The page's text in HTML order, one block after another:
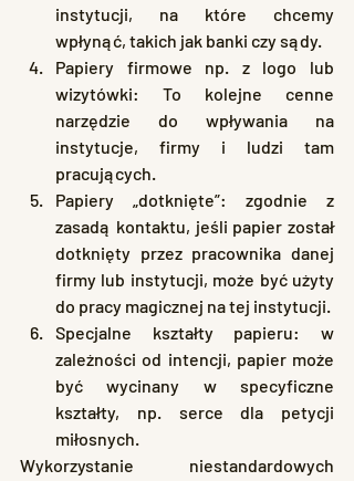
instytucji, na które chcemy
wpłynąć, takich jak banki czy sądy.
Papiery firmowe np. z logo lub
wizytówki: To kolejne cenne
narzędzie do wpływania na
instytucje, firmy i ludzi tam
pracujących.
Papiery „dotknięte”: zgodnie z
zasadą kontaktu, jeśli papier został
dotknięty przez pracownika danej
firmy lub instytucji, może być użyty
do pracy magicznej na tej instytucji.
Specjalne kształty papieru: w
zależności od intencji, papier może
być wycinany w specyficzne
kształty, np. serce dla petycji
miłosnych.
Wykorzystanie niestandardowych